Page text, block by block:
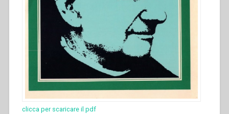
clicca per scaricare il pdf